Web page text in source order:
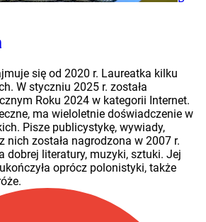
się od 2020 r. Laureatka kilku
W styczniu 2025 r. została
Roku 2024 w kategorii Internet.
ma wieloletnie doświadczenie w
Pisze publicystykę, wywiady,
nich została nagrodzona w 2007 r.
dobrej literatury, muzyki, sztuki. Jej
oprócz polonistyki, także